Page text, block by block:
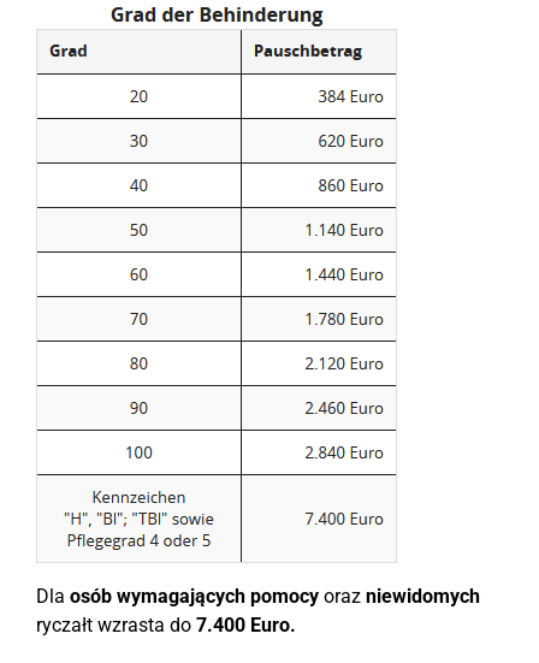
Dla osób wymagających pomocy oraz niewidomych
ryczałt wzrasta do 7.400 Euro.